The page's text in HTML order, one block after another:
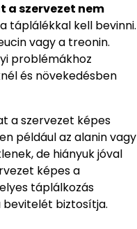
a szervezet nem
táplálékkal kell bevinni.
vagy a treonin.
problémákhoz
és növekedésben
a szervezet képes
például az alanin vagy
de hiányuk jóval
képes a
táplálkozás
biztosítja.